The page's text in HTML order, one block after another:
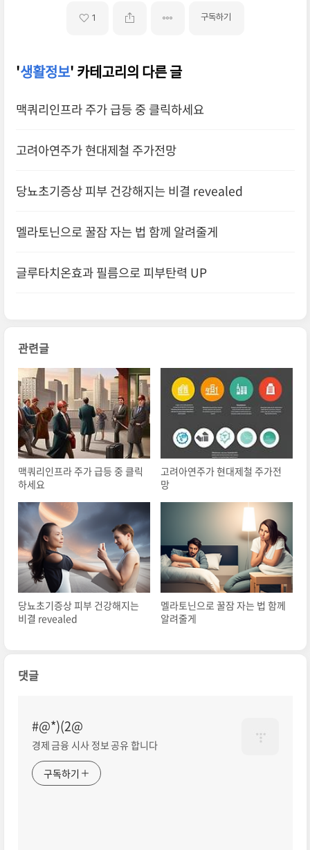
1 구독하기
'생활정보' 카테고리의 다른 글
맥쿼리인프라 주가 급등 중 클릭하세요
고려아연주가 현대제철 주가전망
당뇨초기증상 피부 건강해지는 비결 revealed
멜라토닌으로 꿀잠 자는 법 함께 알려줄게
글루타치온효과 필름으로 피부탄력 UP
관련글
맥쿼리인프라 주가 급등 중 클릭
하세요
고려아연주가 현대제철 주가전
망
당뇨초기증상 피부 건강해지는
비결 revealed
멜라토닌으로 꿀잠 자는 법 함께
알려줄게
댓글
#@*)(2@
경제 금융 시사 정보 공유 합니다
구독하기